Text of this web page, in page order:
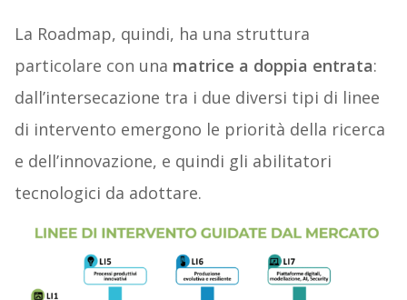
La Roadmap, quindi, ha una struttura
particolare con una matrice a doppia entrata:
dall’intersecazione tra i due diversi tipi di linee
di intervento emergono le priorità della ricerca
e dell’innovazione, e quindi gli abilitatori
tecnologici da adottare.